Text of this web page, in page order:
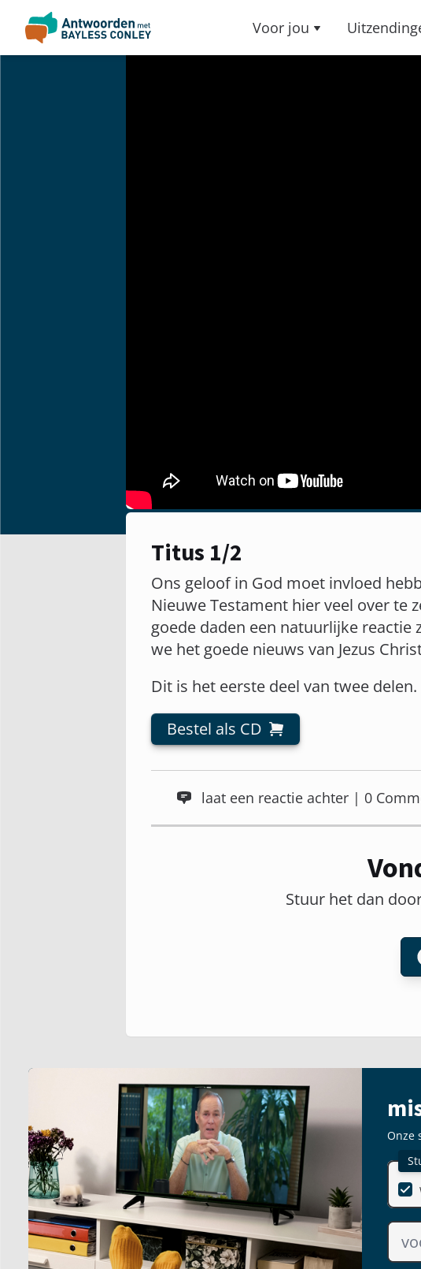
Voor jou
Titus 1/2
Ons geloof in God moet invloed
Nieuwe Testament hier veel over te
goede daden een natuurlijke
we het goede nieuws van Jezus
Dit is het eerste deel van twee delen.
Bestel als CD
laat een reactie achter | 0
Stuur het dan
Onze